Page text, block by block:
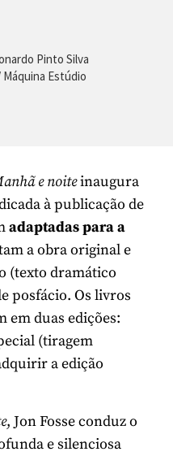
Pinto Silva
Máquina Estúdio
e noiteinaugura
à publicação de
adaptadas para a
a obra original e
(texto dramático
posfácio. Os livros
em duas edições:
(tiragem
a edição
, Jon Fosse conduz o
e silenciosa